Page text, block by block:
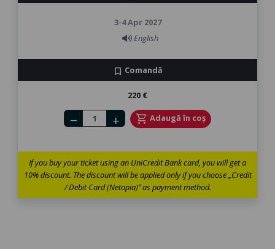
3-4 Apr 2027
English
bookmark Comandă
220 €
Number of tickets
remove add shopping_cart Adaugă în coș
If you buy your ticket using an UniCredit Bank card, you will get a
10% discount. The discount will be applied only if you choose „Credit
/ Debit Card (Netopia)” as payment method.